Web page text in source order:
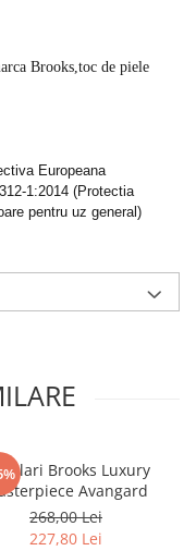
Brooks,toc de piele
Europeana
1:2014 (Protectia
pentru uz general)
Brooks Luxury
Avangard
268,00 Lei
227,80 Lei